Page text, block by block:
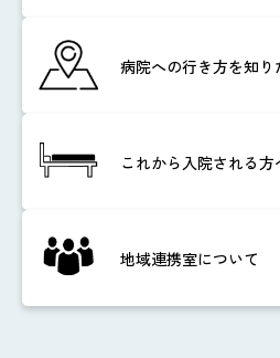
病院への行き方を知り
これから入院される方
地域連携室について